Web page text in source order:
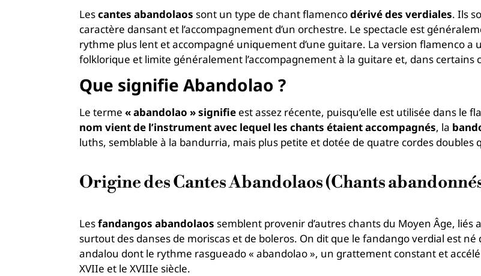
Lescantes abandolaos sont un type de chant flamencodérivé des verdiales. Ils
caractère dansant et l’accompagnement d’un orchestre. Le spectacle est
rythme plus lent et accompagné uniquement d’une guitare. La version flamenco
folklorique et limite généralement l’accompagnement à la guitare et, dans certains
Que signifie Abandolao ?
Le terme « abandolao » signifie est assez récente, puisqu’elle est utilisée dans le
nom vient de l’instrument avec lequel les chants étaient accompagnés, la
luths, semblable à la bandurria, mais plus petite et dotée de quatre cordes doubles
Origine des Cantes Abandolaos (Chants
Lesfandangos abandolaos semblent provenir d’autres chants du Moyen Âge,
surtout des danses de moriscas et de boleros. On dit que le fandango verdial est né
andalou dont le rythme rasgueado « abandolao », un grattement constant et
XVIIe et le XVIIIe siècle.